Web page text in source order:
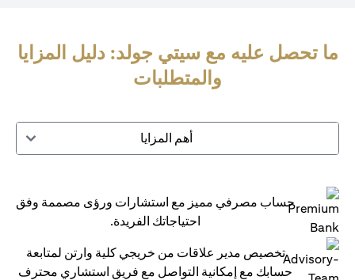
ما تحصل عليه مع سيتي جولد: دليل المزايا
والمتطلبات
أهم المزايا
حساب مصرفي مميز مع استشارات ورؤى مصممة وفق
احتياجاتك الفريدة.
تخصيص مدير علاقات من خريجي كلية وارتن لمتابعة
حسابك مع إمكانية التواصل مع فريق استشاري محترف